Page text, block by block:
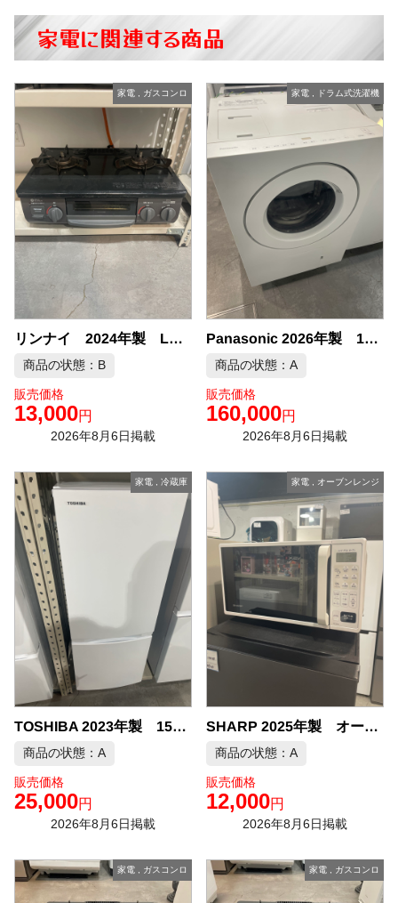
家電に関連する商品
家電, ガスコンロ
リンナイ 2024年製 LPガス ガスコンロ 中古品販売
商品の状態：B
販売価格
13,000円
2026年8月6日掲載
家電 ドラム式洗濯機
Panasonic 2026年製 10kg ドラム式洗濯機 中古品販売
商品の状態：A
販売価格
160,000円
2026年8月6日掲載
家電, 冷蔵庫
TOSHIBA 2023年製 153L 冷凍冷蔵庫 中古品販売
商品の状態：A
販売価格
25,000円
2026年8月6日掲載
家電 オーブンレンジ
SHARP 2025年製 オーブンレンジ（脚欠品） 中古品販売
商品の状態：A
販売価格
12,000円
2026年8月6日掲載
家電, ガスコンロ 家電 ガスコンロ